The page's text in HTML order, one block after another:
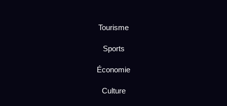
Tourisme
Sports
Économie
Culture